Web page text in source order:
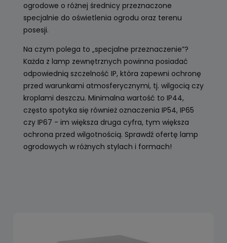
ogrodowe o różnej średnicy przeznaczone
specjalnie do oświetlenia ogrodu oraz terenu
posesji.
Na czym polega to „specjalne przeznaczenie”?
Każda z lamp zewnętrznych powinna posiadać
odpowiednią szczelność IP, która zapewni ochronę
przed warunkami atmosferycznymi, tj. wilgocią czy
kroplami deszczu. Minimalna wartość to IP44,
często spotyka się również oznaczenia IP54, IP65
czy IP67 - im większa druga cyfra, tym większa
ochrona przed wilgotnością. Sprawdź ofertę lamp
ogrodowych w różnych stylach i formach!